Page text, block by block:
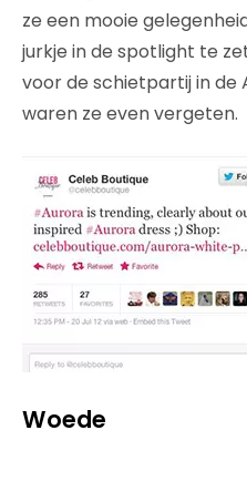
ze een mooie
jurkje in de spotlight te
voor de schietpartij in de
waren ze even vergeten.
Woede